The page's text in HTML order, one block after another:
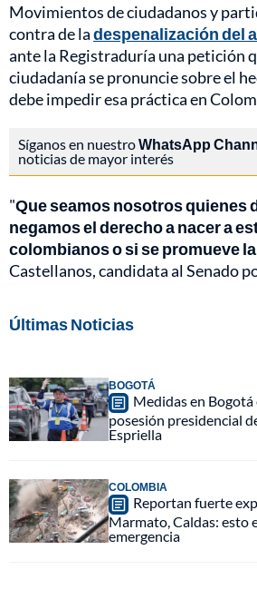
Movimientos de ciudadanos y
contra de ladespenalización del
ante la Registraduría una petición
ciudadanía se pronuncie sobre el
debe impedir esa práctica en
Síganos en nuestroWhatsApp
noticias de mayor interés
"Que seamos nosotros quienes
negamos el derecho a nacer a
colombianos o si se promueve
Castellanos, candidata al Senado
Últimas Noticias
BOGOTÁ
Medidas en
posesión presidencial
Espriella
COLOMBIA
Reportan fuerte
Marmato, Caldas: esto
emergencia